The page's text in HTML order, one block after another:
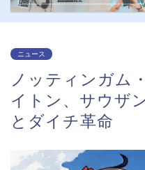
ニュース
ノッティンガム
イトン、サウザ
とダイチ革命